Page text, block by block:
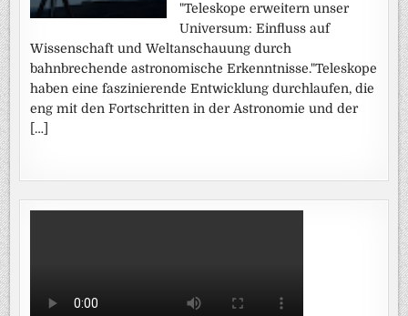
"Teleskope erweitern unser
Universum: Einfluss auf
Wissenschaft und Weltanschauung durch
bahnbrechende astronomische Erkenntnisse."Teleskope
haben eine faszinierende Entwicklung durchlaufen, die
eng mit den Fortschritten in der Astronomie und der
[…]